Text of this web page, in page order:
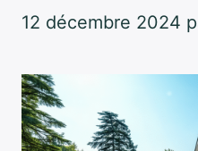
12 décembre 2024